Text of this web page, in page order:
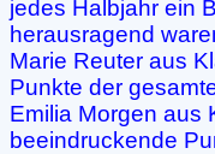
jedes Halbjahr ein
herausragend
Marie Reuter aus
Punkte der
Emilia Morgen aus
beeindruckende